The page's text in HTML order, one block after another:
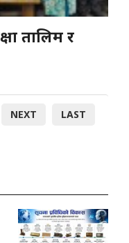
तालिम र
NEXT LAST